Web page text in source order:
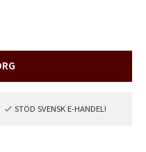
STÖD SVENSK E-HANDEL!